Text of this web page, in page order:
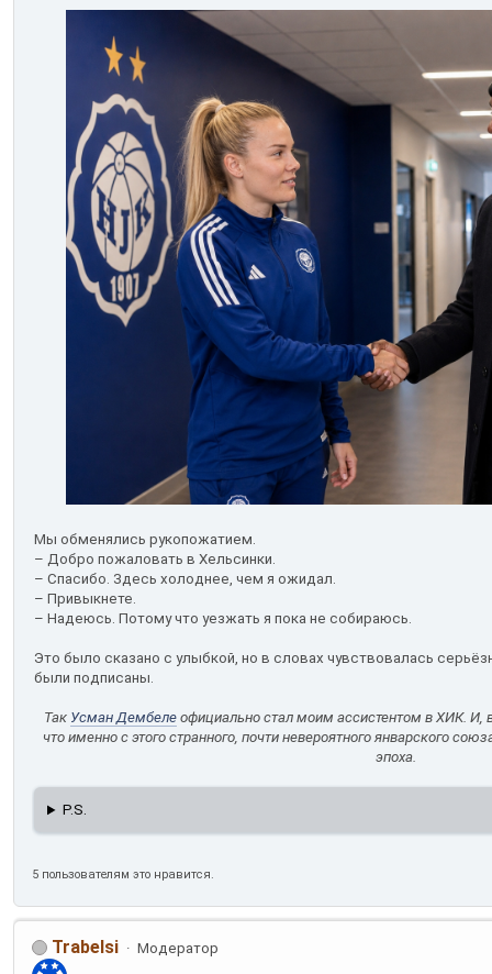
Мы обменялись рукопожатием.
– Добро пожаловать в Хельсинки.
– Спасибо. Здесь холоднее, чем я ожидал.
– Привыкнете.
– Надеюсь. Потому что уезжать я пока не собираюсь.
Это было сказано с улыбкой, но в словах чувствовалась
были подписаны.
Так Усман Дембеле официально стал моим ассистентом в ХИК.
что именно с этого странного, почти невероятного январского
эпоха.
P.S.
5 пользователям это нравится.
Trabelsi Модератор